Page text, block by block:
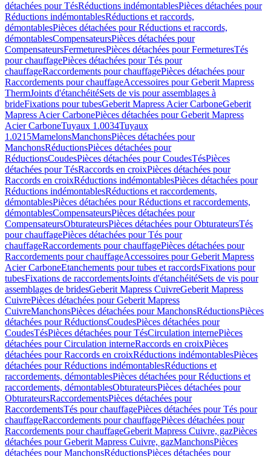
détachées pour TésRéductions indémontablesPièces détachées pour
Réductions indémontablesRéductions et raccords,
démontablesPièces détachées pour Réductions et raccords,
démontablesCompensateursPièces détachées pour
CompensateursFermeturesPièces détachées pour FermeturesTés
pour chauffagePièces détachées pour Tés pour
chauffageRaccordements pour chauffagePièces détachées pour
Raccordements pour chauffageAccessoires pour Geberit Mapress
ThermJoints d'étanchéitéSets de vis pour assemblages à
brideFixations pour tubesGeberit Mapress Acier CarboneGeberit
Mapress Acier CarbonePièces détachées pour Geberit Mapress
Acier CarboneTuyaux 1.0034Tuyaux
1.0215MamelonsManchonsPièces détachées pour
ManchonsRéductionsPièces détachées pour
RéductionsCoudesPièces détachées pour CoudesTésPièces
détachées pour TésRaccords en croixPièces détachées pour
Raccords en croixRéductions indémontablesPièces détachées pour
Réductions indémontablesRéductions et raccordements,
démontablesPièces détachées pour Réductions et raccordements,
démontablesCompensateursPièces détachées pour
CompensateursObturateursPièces détachées pour ObturateursTés
pour chauffagePièces détachées pour Tés pour
chauffageRaccordements pour chauffagePièces détachées pour
Raccordements pour chauffageAccessoires pour Geberit Mapress
Acier CarboneEtanchements pour tubes et raccordsFixations pour
tubesFixations de raccordementsJoints d'étanchéitéSets de vis pour
assemblages de bridesGeberit Mapress CuivreGeberit Mapress
CuivrePièces détachées pour Geberit Mapress
CuivreManchonsPièces détachées pour ManchonsRéductionsPièces
détachées pour RéductionsCoudesPièces détachées pour
CoudesTésPièces détachées pour TésCirculation internePièces
détachées pour Circulation interneRaccords en croixPièces
détachées pour Raccords en croixRéductions indémontablesPièces
détachées pour Réductions indémontablesRéductions et
raccordements, démontablesPièces détachées pour Réductions et
raccordements, démontablesObturateursPièces détachées pour
ObturateursRaccordementsPièces détachées pour
RaccordementsTés pour chauffagePièces détachées pour Tés pour
chauffageRaccordements pour chauffagePièces détachées pour
Raccordements pour chauffageGeberit Mapress Cuivre, gazPièces
détachées pour Geberit Mapress Cuivre, gazManchonsPièces
détachées pour ManchonsRéductionsPièces détachées pour